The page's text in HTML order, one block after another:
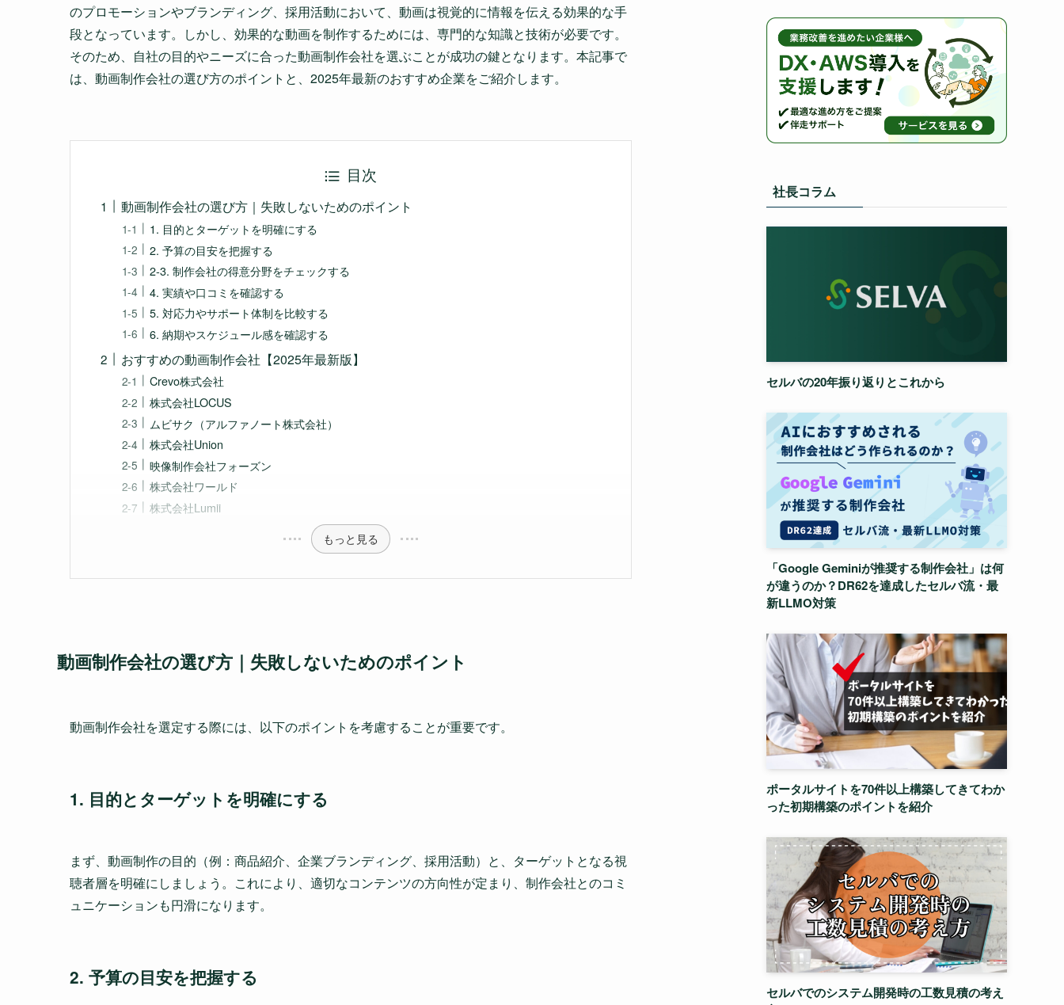
のプロモーションやブランディング、採用活動において、動画は視覚的に情報を伝える効果的な手
段となっています。しかし、効果的な動画を制作するためには、専門的な知識と技術が必要です。
そのため、自社の目的やニーズに合った動画制作会社を選ぶことが成功の鍵となります。本記事で
は、動画制作会社の選び方のポイントと、2025年最新のおすすめ企業をご紹介します。
目次
動画制作会社の選び方｜失敗しないためのポイント
1. 目的とターゲットを明確にする
2. 予算の目安を把握する
2-3. 制作会社の得意分野をチェックする
4. 実績や口コミを確認する
5. 対応力やサポート体制を比較する
6. 納期やスケジュール感を確認する
おすすめの動画制作会社【2025年最新版】
Crevo株式会社
株式会社LOCUS
ムビサク（アルファノート株式会社）
株式会社Union
映像制作会社フォーズン
株式会社ワールド
株式会社Lumii
もっと見る
動画制作会社の選び方｜失敗しないためのポイント
動画制作会社を選定する際には、以下のポイントを考慮することが重要です。
1. 目的とターゲットを明確にする
まず、動画制作の目的（例：商品紹介、企業ブランディング、採用活動）と、ターゲットとなる視
聴者層を明確にしましょう。これにより、適切なコンテンツの方向性が定まり、制作会社とのコミ
ュニケーションも円滑になります。
2. 予算の目安を把握する
社長コラム
セルバの20年振り返りとこれから
「Google Geminiが推奨する制作会社」は何
が違うのか？DR62を達成したセルバ流・最
新LLMO対策
ポータルサイトを70件以上構築してきてわか
った初期構築のポイントを紹介
セルバでのシステム開発時の工数見積の考え